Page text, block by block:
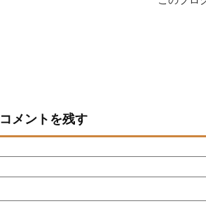
コメントを残す